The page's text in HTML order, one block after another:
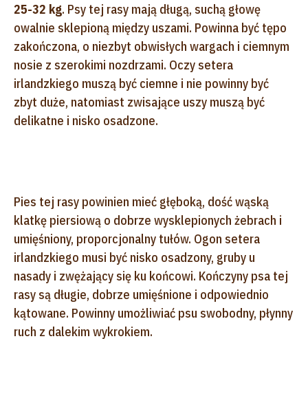
25-32 kg. Psy tej rasy mają długą, suchą głowę
owalnie sklepioną między uszami. Powinna być tępo
zakończona, o niezbyt obwisłych wargach i ciemnym
nosie z szerokimi nozdrzami. Oczy setera
irlandzkiego muszą być ciemne i nie powinny być
zbyt duże, natomiast zwisające uszy muszą być
delikatne i nisko osadzone.
Pies tej rasy powinien mieć głęboką, dość wąską
klatkę piersiową o dobrze wysklepionych żebrach i
umięśniony, proporcjonalny tułów. Ogon setera
irlandzkiego musi być nisko osadzony, gruby u
nasady i zwężający się ku końcowi. Kończyny psa tej
rasy są długie, dobrze umięśnione i odpowiednio
kątowane. Powinny umożliwiać psu swobodny, płynny
ruch z dalekim wykrokiem.